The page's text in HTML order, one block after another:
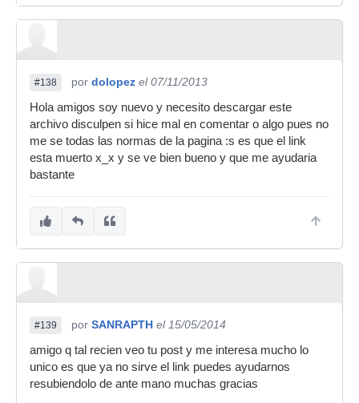
#138 por dolopez el 07/11/2013
Hola amigos soy nuevo y necesito descargar este
archivo disculpen si hice mal en comentar o algo pues no
me se todas las normas de la pagina :s es que el link
esta muerto x_x y se ve bien bueno y que me ayudaria
bastante
#139 por SANRAPTH el 15/05/2014
amigo q tal recien veo tu post y me interesa mucho lo
unico es que ya no sirve el link puedes ayudarnos
resubiendolo de ante mano muchas gracias